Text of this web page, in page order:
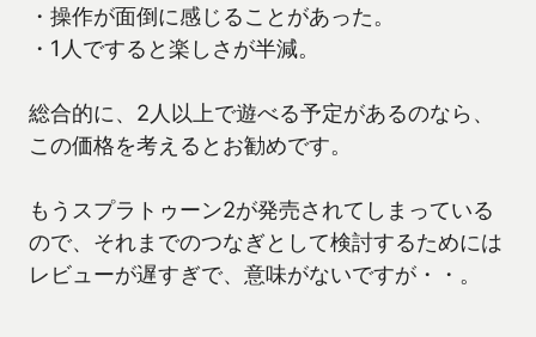
・操作が面倒に感じることがあった。
・1人ですると楽しさが半減。
総合的に、2人以上で遊べる予定があるのなら、
この価格を考えるとお勧めです。
もうスプラトゥーン2が発売されてしまっている
ので、それまでのつなぎとして検討するためには
レビューが遅すぎで、意味がないですが・・。